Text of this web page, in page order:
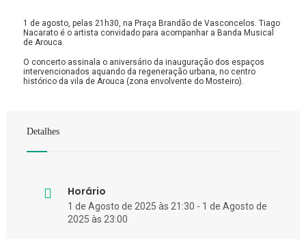
1 de agosto, pelas 21h30, na Praça Brandão de Vasconcelos. Tiago
Nacarato é o artista convidado para acompanhar a Banda Musical
de Arouca.
O concerto assinala o aniversário da inauguração dos espaços
intervencionados aquando da regeneração urbana, no centro
histórico da vila de Arouca (zona envolvente do Mosteiro).
Detalhes
Horário
1 de Agosto de 2025 às 21:30 - 1 de Agosto de
2025 às 23:00